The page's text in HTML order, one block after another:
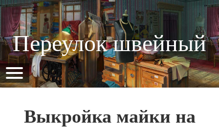
Переулок швейный
Выкройка майки на